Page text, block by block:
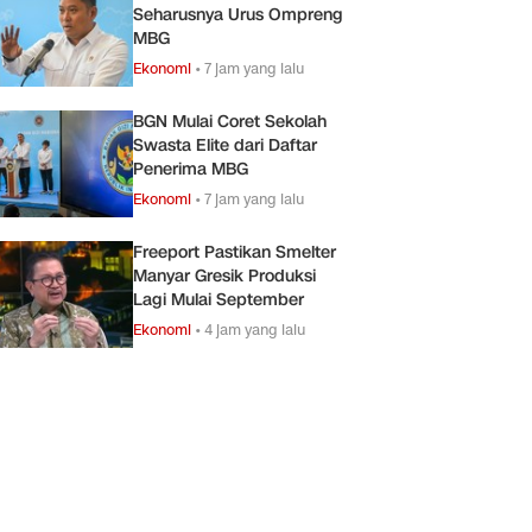
Seharusnya Urus Ompreng
MBG
Ekonomi •7 jam yang lalu
BGN Mulai Coret Sekolah
Swasta Elite dari Daftar
Penerima MBG
Ekonomi •7 jam yang lalu
Freeport Pastikan Smelter
Manyar Gresik Produksi
Lagi Mulai September
Ekonomi •4 jam yang lalu